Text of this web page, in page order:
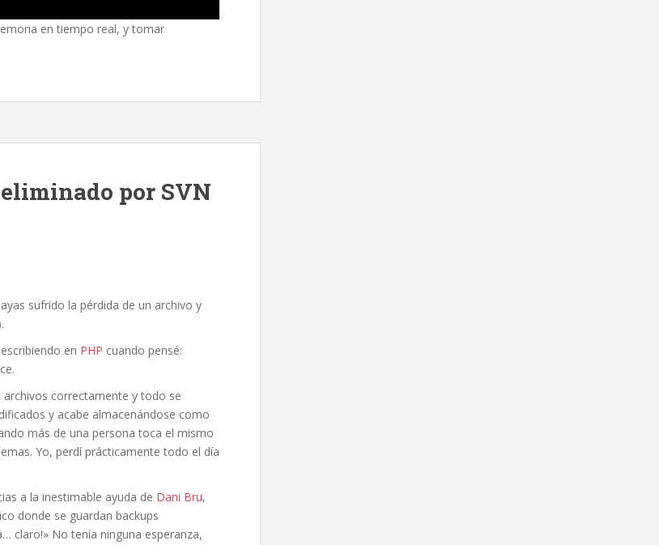
en tiempo real, y tomar
por SVN
sufrido la pérdida de un archivo y
escribiendo en PHP cuando pensé:
correctamente y todo se
y acabe almacenándose como
más de una persona toca el mismo
Yo, perdí prácticamente todo el día
a la inestimable ayuda de Dani Bru,
donde se guardan backups
claro!» No tenía ninguna esperanza,